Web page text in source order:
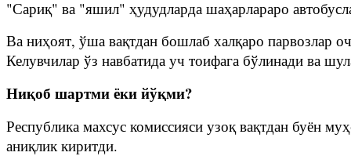
"Сариқ" ва "яшил" ҳудудларда шаҳарлараро
Ва ниҳоят, ўша вақтдан бошлаб халқаро парвозлар
Келувчилар ўз навбатида уч тоифага бўлинади ва
Ниқоб шартми ёки йўқми?
Республика махсус комиссияси узоқ вақтдан буён
аниқлик киритди.